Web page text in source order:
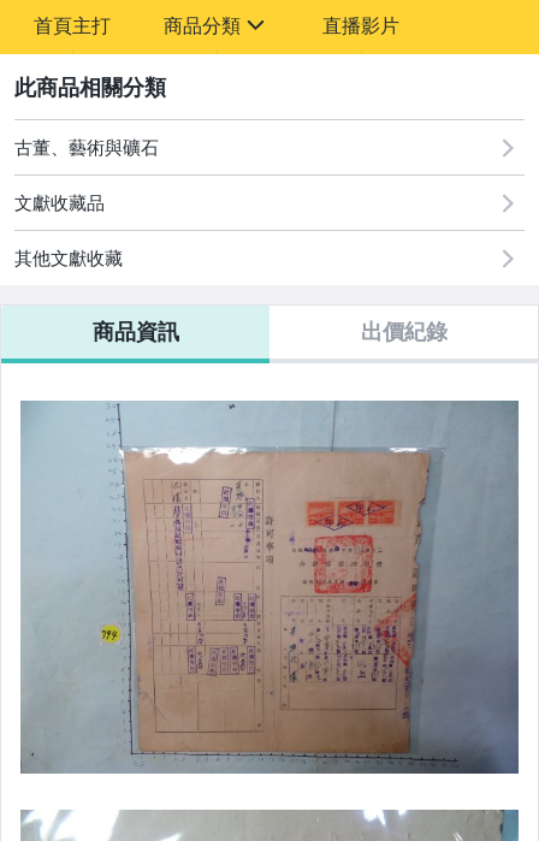
首頁主打 商品分類
其它
直播影片
古董、藝術與礦石
文獻收藏品
其他文獻收藏
商品資訊 出價紀錄